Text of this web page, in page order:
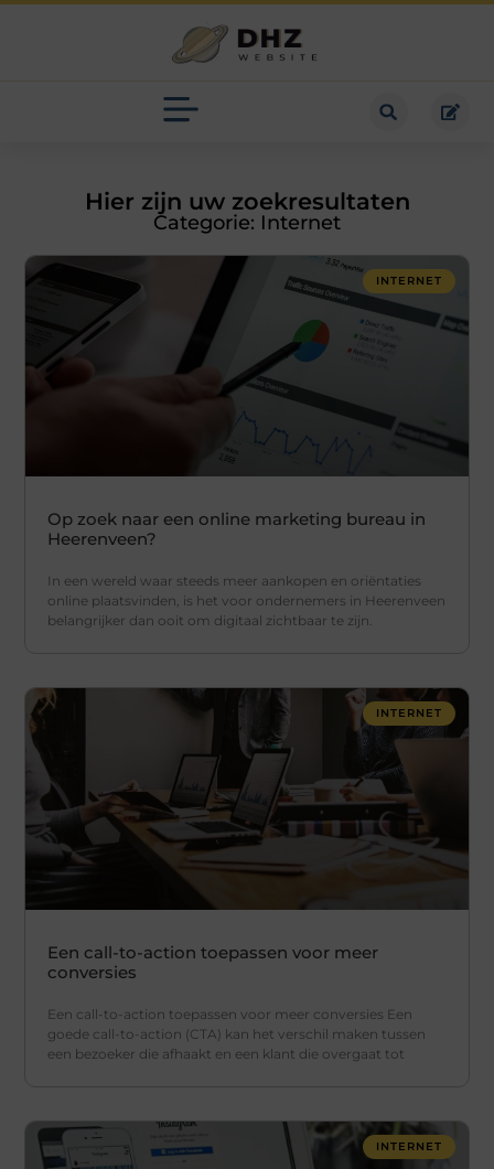
Hier zijn uw zoekresultaten
Categorie: Internet
INTERNET
Op zoek naar een online marketing bureau in
Heerenveen?
In een wereld waar steeds meer aankopen en oriëntaties
online plaatsvinden, is het voor ondernemers in Heerenveen
belangrijker dan ooit om digitaal zichtbaar te zijn.
INTERNET
Een call-to-action toepassen voor meer
conversies
Een call-to-action toepassen voor meer conversies Een
goede call-to-action (CTA) kan het verschil maken tussen
een bezoeker die afhaakt en een klant die overgaat tot
INTERNET